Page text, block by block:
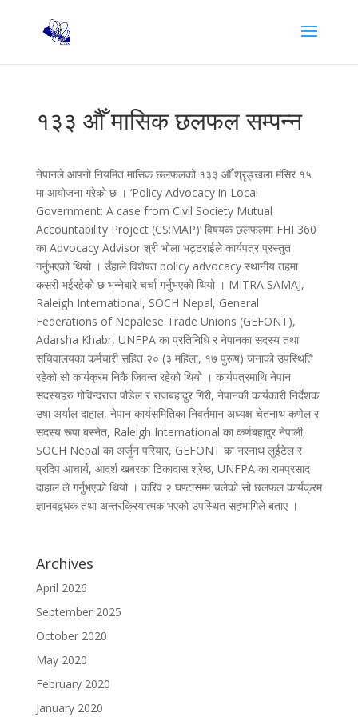
१३३ औँ मासिक छलफल सम्पन्न
नेपानले आफ्नो नियमित मासिक छलफलको १३३ औँ श्रृङ्खला मंसिर १५
मा आयोजना गरेको छ । ‘Policy Advocacy in Local
Government: A case from Civil Society Mutual
Accountability Project (CS:MAP)’ विषयक छलफलमा FHI 360
का Advocacy Advisor श्री भोला भट्टराईले कार्यपत्र प्रस्तुत
गर्नुभएको थियो । उँहाले विशेषत policy advocacy स्थानीय तहमा
कसरी भईरहेको छ भन्नेबारे चर्चा गर्नुभएको थियो । MITRA SAMAJ,
Raleigh International, SOCH Nepal, General
Federations of Nepalese Trade Unions (GEFONT),
Adarsha Khabr, UNFPA का प्रतिनिधि र नेपानका सदस्य तथा
सचिवालयका कर्मचारी सहित २० (३ महिला, १७ पुरूष) जनाको उपस्थिति
रहेको सो कार्यक्रम निकै जिवन्त रहेको थियो । कार्यपत्रमाथि नेपान
सदस्यहरु गोविन्दराज पौडेल र राजबहादुर गिरी, नेपानकी कार्यकारी निर्देशक
उषा अर्याल दाहाल, नेपान कार्यसमितिका निवर्तमान अध्यक्ष चेतनाथ कणेल र
सदस्य रूपा बस्नेत, Raleigh International का कर्णबहादुर नेपाली,
SOCH Nepal का अर्जुन परियार, GEFONT का नरनाथ लुईटेल र
प्रदिप आचार्य, आदर्श खबरका टिकादास श्रेष्ठ, UNFPA का रामप्रसाद
दाहाल ले गर्नुभएको थियो । करिव २ घण्टासम्म चलेको सो छलफल कार्यक्रम
ज्ञानवद्र्धक तथा अन्तरक्रियात्मक भएको उपस्थित सहभागिले बताए ।
Archives
April 2026
September 2025
October 2020
May 2020
February 2020
January 2020